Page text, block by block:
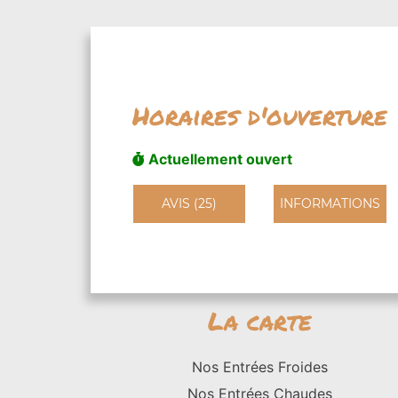
Horaires d'ouverture
Actuellement ouvert
AVIS (25) INFORMATIONS
La carte
Nos Entrées Froides
Nos Entrées Chaudes